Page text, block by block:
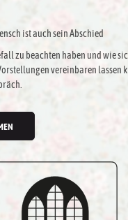
ist auch sein Abschied
zu beachten haben und wie
vereinbaren lassen